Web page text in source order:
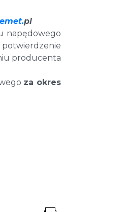
pl
napędowego
producenta
za okres